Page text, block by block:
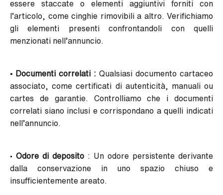
essere staccate o elementi aggiuntivi forniti con
l’articolo, come cinghie rimovibili a altro. Verifichiamo
gli elementi presenti confrontandoli con quelli
menzionati nell’annuncio.
• Documenti correlati : Qualsiasi documento cartaceo
associato, come certificati di autenticità, manuali ou
cartes de garantie. Controlliamo che i documenti
correlati siano inclusi e corrispondano a quelli indicati
nell’annuncio.
• Odore di deposito : Un odore persistente derivante
dalla conservazione in uno spazio chiuso e
insufficientemente areato.